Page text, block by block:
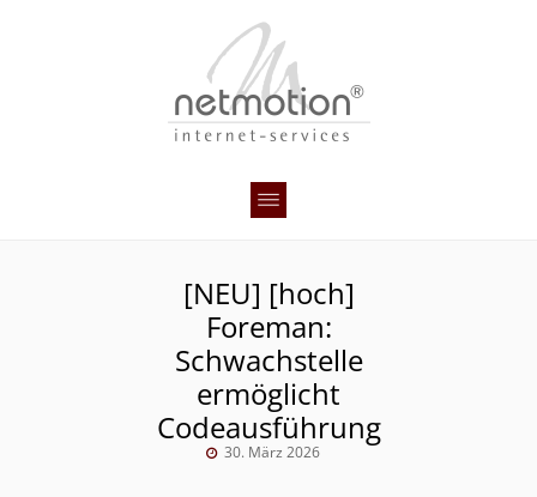
[NEU] [hoch]
Foreman:
Schwachstelle
ermöglicht
Codeausführung
30. März 2026